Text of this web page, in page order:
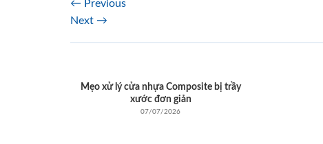
← Previous
Next →
Mẹo xử lý cửa nhựa Composite bị trầy
xước đơn giản
07/07/2026